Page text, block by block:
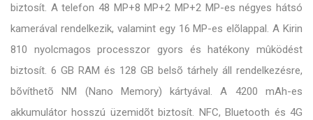
biztosít. A telefon 48 MP+8 MP+2 MP+2 MP-es négyes hátsó
kamerával rendelkezik, valamint egy 16 MP-es elõlappal. A Kirin
810 nyolcmagos processzor gyors és hatékony mûködést
biztosít. 6 GB RAM és 128 GB belsõ tárhely áll rendelkezésre,
bõvíthetõ NM (Nano Memory) kártyával. A 4200 mAh-es
akkumulátor hosszú üzemidõt biztosít. NFC, Bluetooth és 4G